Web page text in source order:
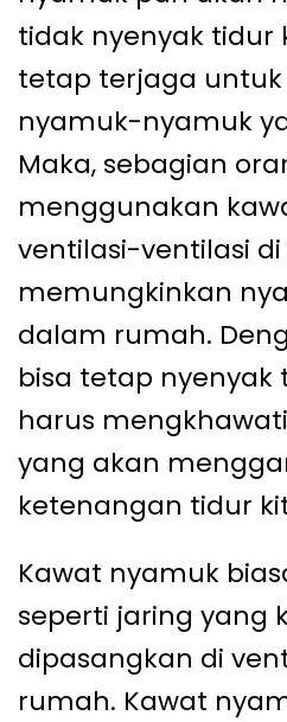
tidak nyenyak tidur
tetap terjaga
nyamuk-nyamuk
Maka, sebagian
menggunakan
ventilasi-ventilasi
memungkinkan
dalam rumah.
bisa tetap nyenyak
harus
yang akan
ketenangan tidur
Kawat nyamuk
seperti jaring yang
dipasangkan di
rumah. Kawat